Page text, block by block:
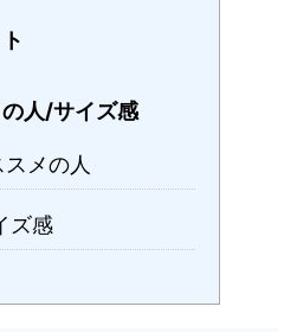
人/サイズ感
スメの人
ズ感